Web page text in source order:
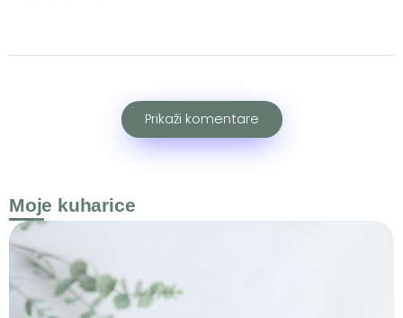
Prikaži komentare
Moje kuharice